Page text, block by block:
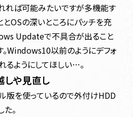
れば可能みたいですが多機能す
OSの深いところにパッチを充
Updateで不具合が出ること
Windows10以前のようにデフォ
るようにしてほしい…。
しや見直し
版を使っているので外付けHDD
。